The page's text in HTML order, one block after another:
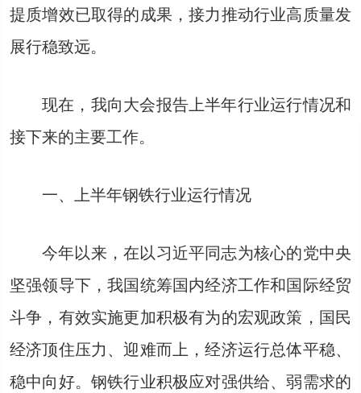
提质增效已取得的成果，接力推动行业高质量发
展行稳致远。
现在，我向大会报告上半年行业运行情况和
接下来的主要工作。
一、上半年钢铁行业运行情况
今年以来，在以习近平同志为核心的党中央
坚强领导下，我国统筹国内经济工作和国际经贸
斗争，有效实施更加积极有为的宏观政策，国民
经济顶住压力、迎难而上，经济运行总体平稳、
稳中向好。钢铁行业积极应对强供给、弱需求的